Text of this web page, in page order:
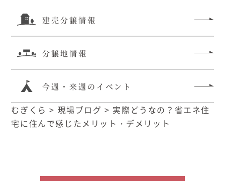
建売分譲情報
分譲地情報
今週・来週のイベント
むぎくら > 現場ブログ > 実際どうなの？省エネ住
宅に住んで感じたメリット・デメリット